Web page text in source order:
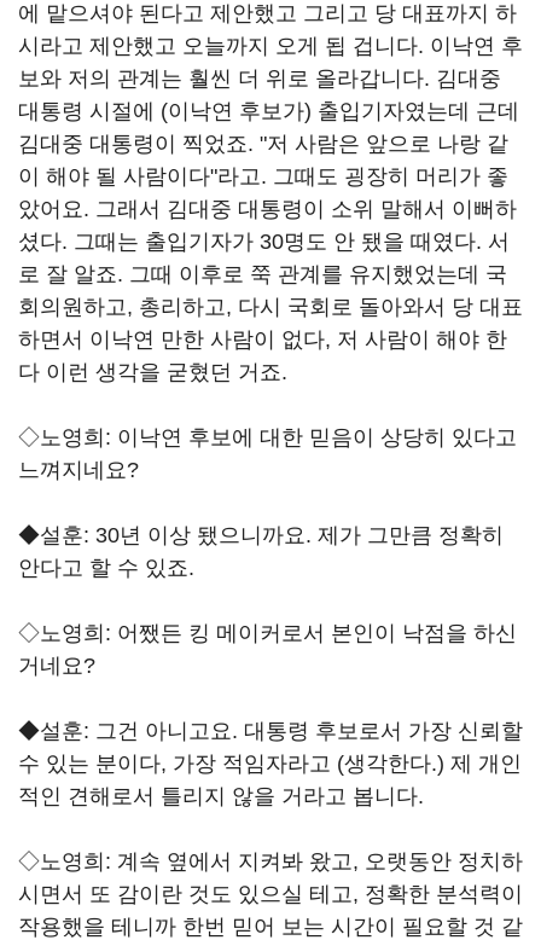
에 맡으셔야 된다고 제안했고 그리고 당 대표까지 하
시라고 제안했고 오늘까지 오게 됩 겁니다. 이낙연 후
보와 저의 관계는 훨씬 더 위로 올라갑니다. 김대중
대통령 시절에 (이낙연 후보가) 출입기자였는데 근데
김대중 대통령이 찍었죠. "저 사람은 앞으로 나랑 같
이 해야 될 사람이다"라고. 그때도 굉장히 머리가 좋
았어요. 그래서 김대중 대통령이 소위 말해서 이뻐하
셨다. 그때는 출입기자가 30명도 안 됐을 때였다. 서
로 잘 알죠. 그때 이후로 쭉 관계를 유지했었는데 국
회의원하고, 총리하고, 다시 국회로 돌아와서 당 대표
하면서 이낙연 만한 사람이 없다, 저 사람이 해야 한
다 이런 생각을 굳혔던 거죠.
◇노영희: 이낙연 후보에 대한 믿음이 상당히 있다고
느껴지네요?
◆설훈: 30년 이상 됐으니까요. 제가 그만큼 정확히
안다고 할 수 있죠.
◇노영희: 어쨌든 킹 메이커로서 본인이 낙점을 하신
거네요?
◆설훈: 그건 아니고요. 대통령 후보로서 가장 신뢰할
수 있는 분이다, 가장 적임자라고 (생각한다.) 제 개인
적인 견해로서 틀리지 않을 거라고 봅니다.
◇노영희: 계속 옆에서 지켜봐 왔고, 오랫동안 정치하
시면서 또 감이란 것도 있으실 테고, 정확한 분석력이
작용했을 테니까 한번 믿어 보는 시간이 필요할 것 같